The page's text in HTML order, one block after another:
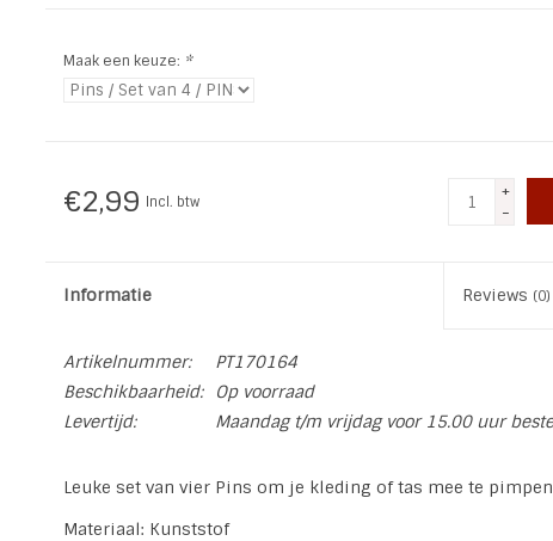
Maak een keuze: *
€2,99 Incl. btw
+
-
Informatie Reviews (0)
Artikelnummer:
PT170164
Beschikbaarheid:
Op voorraad
Levertijd:
Maandag t/m vrijdag voor 15.00 uur
Leuke set van vier Pins om je kleding of tas mee te pimpen
Materiaal: Kunststof